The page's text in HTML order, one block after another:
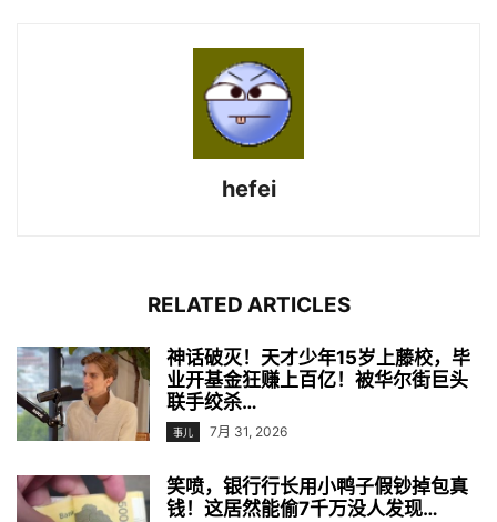
hefei
RELATED ARTICLES
神话破灭！天才少年15岁上藤校，毕
业开基金狂赚上百亿！被华尔街巨头
联手绞杀…
事儿 7月 31, 2026
笑喷，银行行长用小鸭子假钞掉包真
钱！这居然能偷7千万没人发现…